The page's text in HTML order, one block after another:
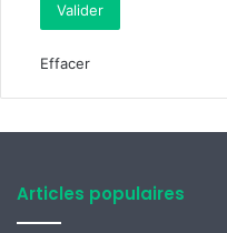
Effacer
Articles populaires